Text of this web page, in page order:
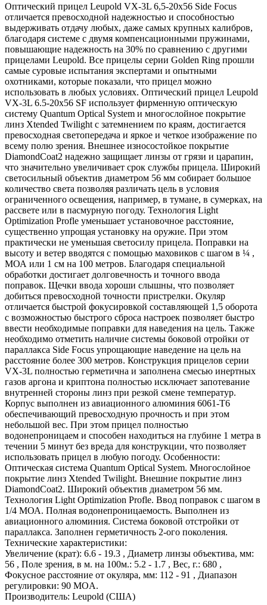
Оптический прицел Leupold VX-3L 6,5-20x56 Side Focus
отличается превосходной надежностью и способностью
выдерживать отдачу любых, даже самых крупных калибров,
благодаря системе с двумя компенсационными пружинами,
повышающие надежность на 30% по сравнению с другими
прицелами Leupold. Все прицелы серии Golden Ring прошли
самые суровые испытания экспертами и опытными
охотниками, которые показали, что прицел можно
использовать в любых условиях. Оптический прицел Leupold
VX-3L 6.5-20x56 SF использует фирменную оптическую
систему Quantum Optical System и многослойное покрытие
линз Xtended Twilight с затемнением по краям, достигается
превосходная светопередача и яркое и четкое изображение по
всему полю зрения. Внешнее износостойкое покрытие
DiamondCoat2 надежно защищает линзы от грязи и царапин,
что значительно увеличивает срок службы прицела. Широкий
светосильный объектив диаметром 56 мм собирает большое
количество света позволяя различать цель в условия
ограниченного освещения, например, в тумане, в сумерках, на
рассвете или в пасмурную погоду. Технология Light
Optimization Profle уменьшает установочное расстояние,
существенно упрощая установку на оружие. При этом
практически не уменьшая светосилу прицела. Поправки на
высоту и ветер вводятся с помощью маховиков с шагом в ¼ ,
МОА или 1 см на 100 метров. Благодаря специальной
обработки достигает долговечность и точного ввода
поправок. Щечки ввода хороши слышны, что позволяет
добиться превосходной точности пристрелки. Окуляр
отличается быстрой фокусировкой составляющей 1,5 оборота
с возможностью быстрого сброса настроек позволяет быстро
ввести необходимые поправки для наведения на цель. Также
необходимо отметить наличие системы боковой отройки от
параллакса Side Focus упрощающие наведение на цель на
расстояние более 300 метров. Конструкция прицелов серии
VX-3L полностью герметична и заполнена смесью инертных
газов аргона и криптона полностью исключает запотевание
внутренней стороны линз при резкой смене температур.
Корпус выполнен из авиационного алюминия 6061-T6
обеспечивающий превосходную прочность и при этом
небольшой вес. При этом прицел полностью
водонепроницаем и способен находиться на глубине 1 метра в
течении 5 минут без вреда для конструкции, что позволяет
использовать прицел в любую погоду. Особенности:
Оптическая система Quantum Optical System. Многослойное
покрытие линз Xtended Twilight. Внешние покрытие линз
DiamondCoat2. Широкий объектив диаметром 56 мм.
Технология Light Optimization Profle. Ввод поправок с шагом в
1/4 МОА. Полная водонепроницаемость. Выполнен из
авиационного алюминия. Система боковой отстройки от
параллакса. Заполнен герметичность 2-ого поколения.
Технические характеристики:
Увеличение (крат): 6.6 - 19.3 , Диаметр линзы объектива, мм:
56 , Поле зрения, в м. на 100м.: 5.2 - 1.7 , Вес, г.: 680 ,
Фокусное расстояние от окуляра, мм: 112 - 91 , Диапазон
регулировки: 90 MOA.
Производитель: Leupold (США)